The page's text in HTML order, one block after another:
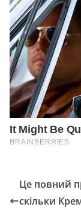
Це повний
скільки